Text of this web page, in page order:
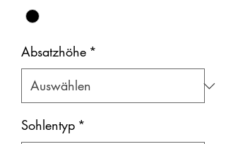
Absatzhöhe *
Sohlentyp *